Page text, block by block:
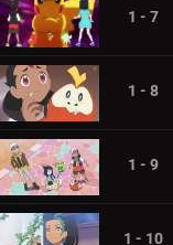
1 - 7
1 - 8
1 - 9
1 - 10